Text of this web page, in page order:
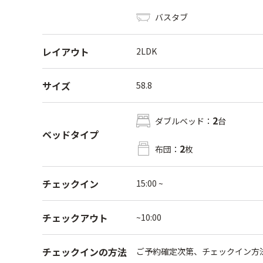
バスタブ
レイアウト 2LDK
サイズ 58.8
ベッドタイプ
ダブルベッド： 2台
布団： 2枚
チェックイン 15:00 ~
チェックアウト ~10:00
チェックインの方法 ご予約確定次第、チェックイン方